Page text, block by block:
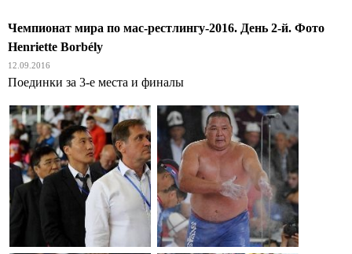
Чемпионат мира по мас-рестлингу-2016. День 2-й. Фото
Henriette Borbély
12.09.2016
Поединки за 3-е места и финалы